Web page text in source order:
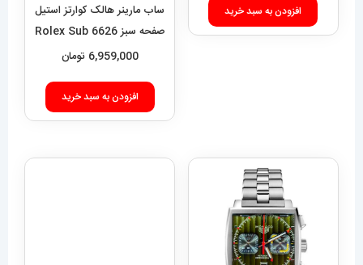
افزودن به سبد خرید
ساب مارینر هالک کوارتز استیل
صفحه سبز 6626 Rolex Sub
mariner hulk
6,959,000 تومان
افزودن به سبد خرید